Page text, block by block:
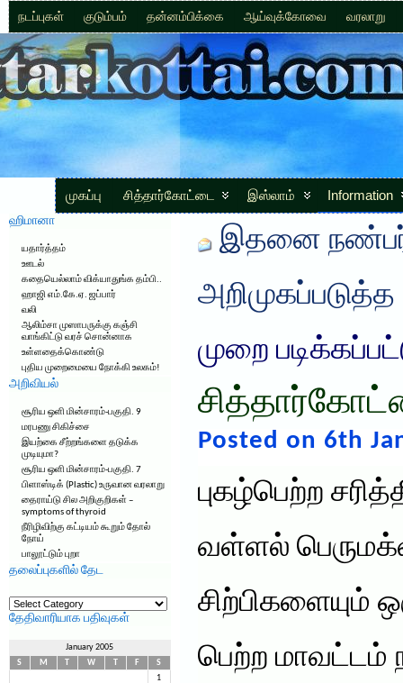
நடப்புகள் குடும்பம் தன்னம்பிக்கை ஆய்வுக்கோவை வரலாறு
முகப்பு சித்தார்கோட்டை இஸ்லாம் Information
ஹிமானா
யதார்த்தம்
ஊடல்
கதையெல்லாம் விக்யாதுங்க தம்பி..
ஹாஜி எம்.கே.ஏ. ஜப்பார்
வலி
ஆலிம்சா முஸாபருக்கு கஞ்சி
வாங்கிட்டு வரச் சொன்னாக
உள்ளதைக்கொண்டு
புதிய முறைமையை நோக்கி உலகம்!
அறிவியல்
சூரிய ஒளி மின்சாரம்-பகுதி. 9
மரபணு சிகிச்சை
இயற்கை சீற்றங்களை தடுக்க
முடியுமா?
சூரிய ஒளி மின்சாரம்-பகுதி. 7
பிளாஸ்டிக் (Plastic) உருவான வரலாறு
தைராய்டு சில அறிகுறிகள் –
symptoms of thyroid
நீரிழிவிற்கு கட்டியம் கூறும் தோல்
நோய்
பாலூட்டும் புறா
தலைப்புகளில் தேட
தலைப்புகளில்
தேட
தேதிவாரியாக பதிவுகள்
January 2005
S
M W F
S
1
இதனை
அறிமுகப்படுத்த
முறை
Posted on 6th
புகழ்பெற்ற
வள்ளல்
சிற்பிகளையும்
பெற்ற மாவட்டம்